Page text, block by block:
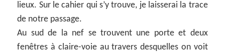
lieux. Sur le cahier qui s’y trouve, je laisserai la trace
de notre passage.
Au sud de la nef se trouvent une porte et deux
fenêtres à claire-voie au travers desquelles on voit